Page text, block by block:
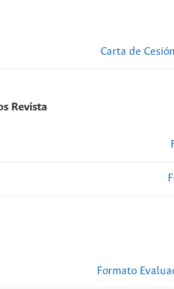
Carta de
Revista
Formato